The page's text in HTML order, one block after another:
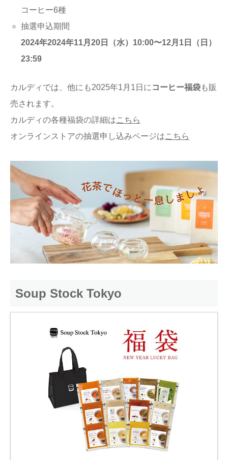
コーヒー6種
抽選申込期間
2024年2024年11月20日（水）10:00〜12月1日（日）
23:59
カルディでは、他にも2025年1月1日に コーヒー福袋も販
売されます。
カルディの各種福袋の詳細はこちら
オンラインストアの抽選申し込みページはこちら
Soup Stock Tokyo